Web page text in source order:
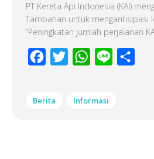
PT Kereta Api Indonesia (KAI)
Tambahan untuk mengantisipasi
“Peningkatan jumlah perjalanan
Facebook
Twitter WhatsApp
Line
Berita Informasi